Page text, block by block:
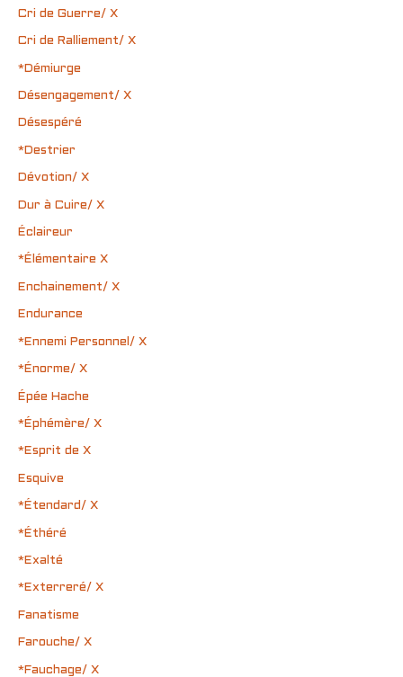
Cri de Guerre/ X
Cri de Ralliement/ X
*Démiurge
Désengagement/ X
Désespéré
*Destrier
Dévotion/ X
Dur à Cuire/ X
Éclaireur
*Élémentaire X
Enchainement/ X
Endurance
*Ennemi Personnel/ X
*Énorme/ X
Épée Hache
*Éphémère/ X
*Esprit de X
Esquive
*Étendard/ X
*Éthéré
*Exalté
*Exterreré/ X
Fanatisme
Farouche/ X
*Fauchage/ X